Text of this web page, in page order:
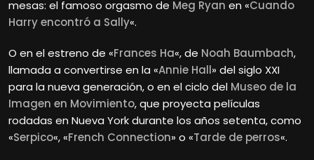
mesas: el famoso orgasmo de Meg Ryan en «Cuando
Harry encontró a Sally«.
O en el estreno de «Frances Ha«, de Noah Baumbach,
llamada a convertirse en la «Annie Hall» del siglo XXI
para la nueva generación, o en el ciclo del Museo de la
Imagen en Movimiento, que proyecta películas
rodadas en Nueva York durante los años setenta, como
«Serpico«, «French Connection» o «Tarde de perros«.